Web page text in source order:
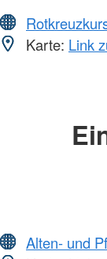
Karte: Link
Alten- und